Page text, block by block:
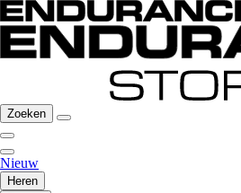
Zoeken
Nieuw
Heren